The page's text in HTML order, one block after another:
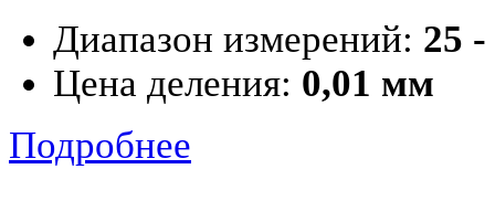
Диапазон измерений: 25
Цена деления: 0,01 мм
Подробнее